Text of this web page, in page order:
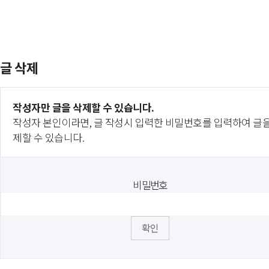
글 삭제
작성자만 글을 삭제할 수 있습니다.
작성자 본인이라면, 글 작성시 입력한 비밀번호를 입력하여 글
제할 수 있습니다.
비밀번호